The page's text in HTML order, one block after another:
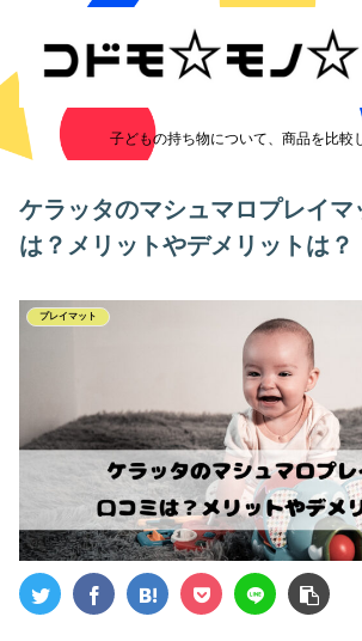
子どもの持ち物について、商品を比較
ケラッタのマシュマロプレイマ
は？メリットやデメリットは？
プレイマット